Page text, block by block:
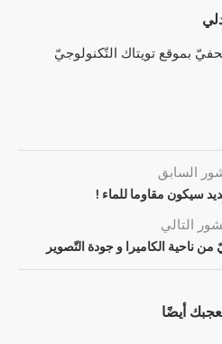
بموقع تويتاك التّكنولوجيّ
السابق
التالي
ناحية الكاميرا و جودة التّصوير
أيضًا